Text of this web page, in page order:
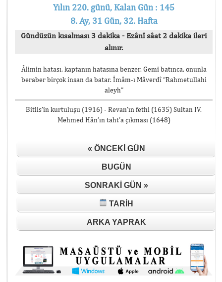
Yılın 220. günü, Kalan Gün : 145
8. Ay, 31 Gün, 32. Hafta
Gündüzün kısalması 3 dakika - Ezânî sâat 2 dakika ileri
alınır.
Âlimin hatası, kaptanın hatasına benzer. Gemi batınca, onunla
beraber birçok insan da batar. İmâm-ı Mâverdî “Rahmetullahi
aleyh”
Bitlis’in kurtuluşu (1916) - Revan’ın fethi (1635) Sultan IV.
Mehmed Hân’ın taht’a çıkması (1648)
« ÖNCEKI GÜN
BUGÜN
SONRAKI GÜN »
TARIH
ARKA YAPRAK